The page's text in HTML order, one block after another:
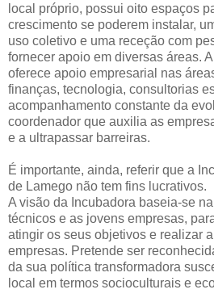
local próprio, possui oito espaços
crescimento se poderem instalar,
uso coletivo e uma receção com
fornecer apoio em diversas áreas.
oferece apoio empresarial nas
finanças, tecnologia, consultorias
acompanhamento constante da
coordenador que auxilia as
e a ultrapassar barreiras.
É importante, ainda, referir que a
de Lamego não tem fins lucrativos.
A visão da Incubadora baseia-se
técnicos e as jovens empresas,
atingir os seus objetivos e realizar
empresas. Pretende ser
da sua política transformadora
local em termos socioculturais e